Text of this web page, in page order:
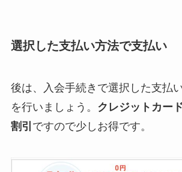
選択した支払い方法で支払い
後は、入会手続きで選択した支払
を行いましょう。 クレジットカー
割引 ですので少しお得です。